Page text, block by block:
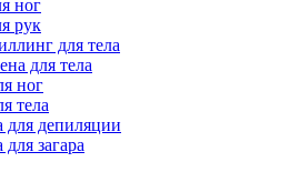
ног
рук
для тела
для тела
ног
тела
для депиляции
загара